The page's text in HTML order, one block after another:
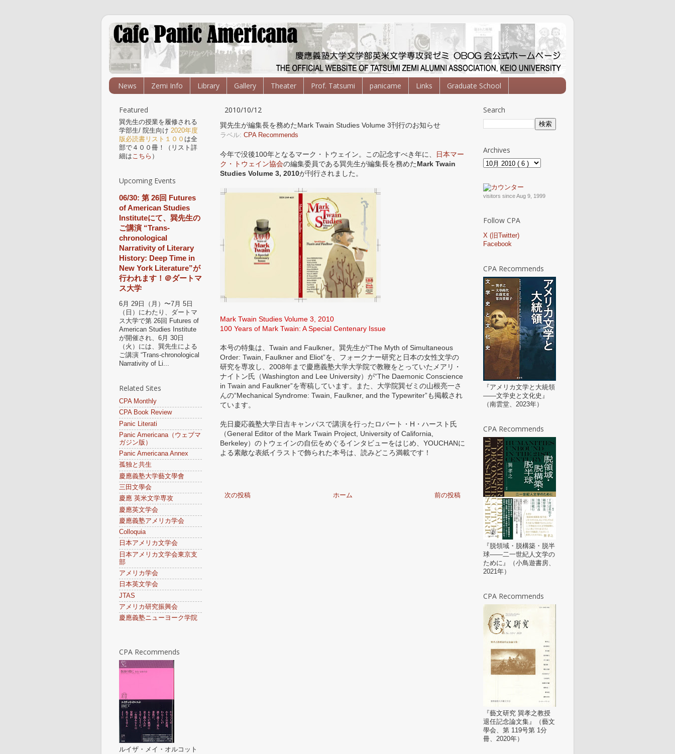
News Zemi Info Library Gallery Theater Prof. Tatsumi panicame Links Graduate School
2010/10/12
巽先生が編集長を務めたMark Twain Studies Volume 3刊行のお知らせ
ラベル: CPA Recommends
今年で没後100年となるマーク・トウェイン。この記念すべき年に、
日本マー
ク・トウェイン協会の編集委員である巽先生が編集長を務めたMark Twain
Studies Volume 3, 2010が刊行されました。
Mark Twain Studies Volume 3, 2010
100 Years of Mark Twain: A Special Centenary Issue
本号の特集は、Twain and Faulkner。巽先生が“The Myth of Simultaneous
Order: Twain, Faulkner and Eliot”を、フォークナー研究と日本の女性文学の
研究を専攻し、2008年まで慶應義塾大学大学院で教鞭をとっていたメアリ・
ナイトン氏（Washington and Lee University）が“The Daemonic Conscience
in Twain and Faulkner”を寄稿しています。また、大学院巽ゼミの山根亮一さ
んの“Mechanical Syndrome: Twain, Faulkner, and the Typewriter”も掲載され
ています。
先日慶応義塾大学日吉キャンパスで講演を行ったロバート・H・ハースト氏
（General Editor of the Mark Twain Project, University of California,
Berkeley）のトウェインの自伝をめぐるインタビューをはじめ、YOUCHANに
よる素敵な表紙イラストで飾られた本号は、読みどころ満載です！
次の投稿 前の投稿
ホーム
Featured
巽先生の授業を履修される
学部生/ 院生向け 2020年度
版必読書リスト１００ は全
部で４００冊！（リスト詳
細はこちら ）
Upcoming Events
06/30: 第 26回 Futures
of American Studies
Instituteにて、巽先生の
ご講演 “Trans-
chronological
Narrativity of Literary
History: Deep Time in
New York Literature”が
行われます！＠ダートマ
ス大学
6月 29日（月）〜7月 5日
（日）にわたり、ダートマ
ス大学で第 26回 Futures of
American Studies Institute
が開催され、6月 30日
（火）には、巽先生による
ご講演 “Trans-chronological
Narrativity of Li...
Related Sites
CPA Monthly
CPA Book Review
Panic Literati
Panic Americana（ウェブマ
ガジン版）
Panic Americana Annex
孤独と共生
慶應義塾大学藝文學會
三田文學会
慶應 英米文学専攻
慶應英文学会
慶應義塾アメリカ学会
Colloquia
日本アメリカ文学会
日本アメリカ文学会東京支
部
アメリカ学会
日本英文学会
JTAS
アメリカ研究振興会
慶應義塾ニューヨーク学院
CPA Recommends
ルイザ・メイ・オルコット
Search
Archives
visitors since Aug 9, 1999
Follow CPA
X (旧Twitter)
Facebook
CPA Recommends
『アメリカ文学と大統領
——文学史と文化史』
（南雲堂、2023年）
CPA Recommends
『脱領域・脱構築・脱半
球——二一世紀人文学の
ために』（小鳥遊書房、
2021年）
CPA Recommends
『藝文研究 巽孝之教授
退任記念論文集』（藝文
學会、第 119号第 1分
冊、2020年）